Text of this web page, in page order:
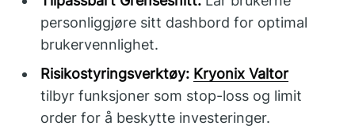
personliggjøre sitt dashbord for optimal
brukervennlighet.
Risikostyringsverktøy: Kryonix Valtor
tilbyr funksjoner som stop-loss og limit
order for å beskytte investeringer.